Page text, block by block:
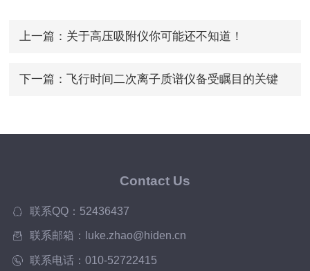
上一篇： 关于高压吸附仪你可能还不知道！
下一篇： 飞行时间二次离子质谱仪备受瞩目的关键
Contact Us
联系QQ：52436437
联系邮箱：luke.zhao@hiden.cn
联系电话：010-52722415